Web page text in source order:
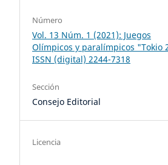
Número
Vol. 13 Núm. 1 (2021): Juegos
Olímpicos y paralímpicos "Tokio
ISSN (digital) 2244-7318
Sección
Consejo Editorial
Licencia